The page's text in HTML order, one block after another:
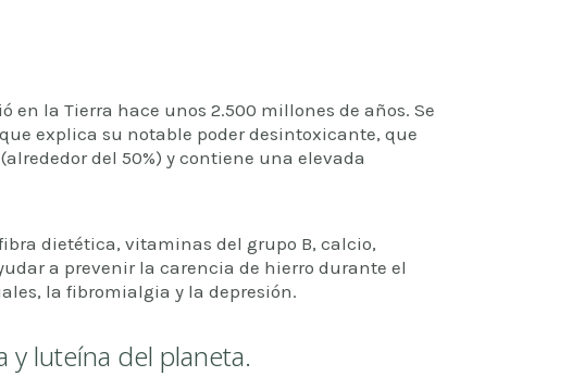
la Tierra hace unos 2.500 millones de años. Se
explica su notable poder desintoxicante, que
del 50%) y contiene una elevada
dietética, vitaminas del grupo B, calcio,
a prevenir la carencia de hierro durante el
la fibromialgia y la depresión.
y luteína del planeta.